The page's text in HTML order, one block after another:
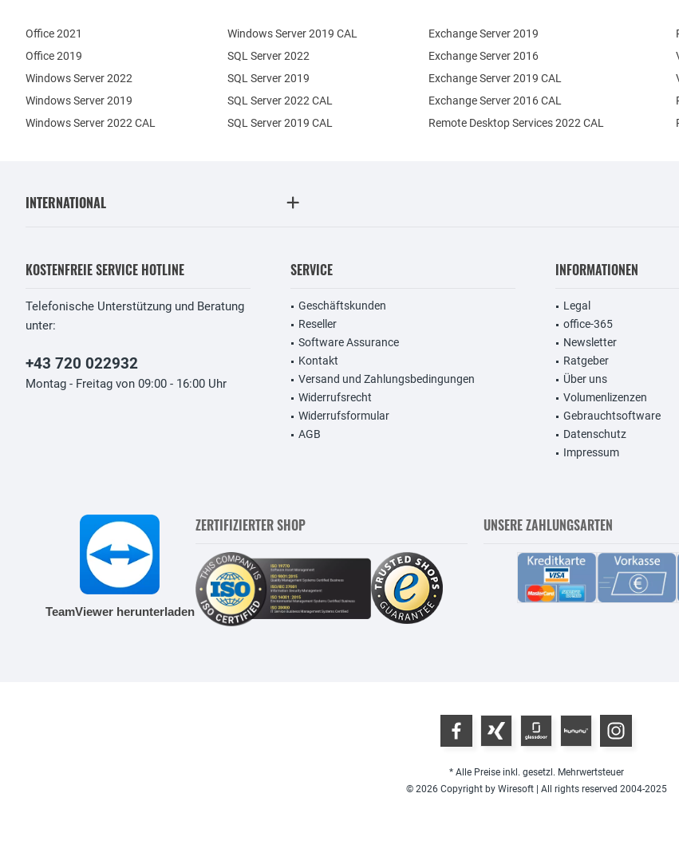
Office 2021
Office 2019
Windows Server 2022
Windows Server 2019
Exchange Server 2019
Exchange Server 2016
SQL Server 2022
SQL Server 2019
Windows Server 2022 CAL
Windows Server 2019 CAL
SQL Server 2022 CAL
SQL Server 2019 CAL
Remote Desktop Services 2022 CAL
Exchange Server 2019 CAL
Exchange Server 2016 CAL
INTERNATIONAL
KOSTENFREIE SERVICE HOTLINE
Telefonische Unterstützung und Beratung
unter:
+43 720 022932
Montag - Freitag von 09:00 - 16:00 Uhr
SERVICE
Geschäftskunden
Reseller
Software Assurance
Kontakt
Versand und Zahlungsbedingungen
Widerrufsrecht
Widerrufsformular
AGB
INFORMATIONEN
Legal
office-365
Newsletter
Ratgeber
Über uns
Volumenlizenzen
Gebrauchtsoftware
Datenschutz
Impressum
TeamViewer herunterladen
ZERTIFIZIERTER SHOP UNSERE ZAHLUNGSARTEN
* Alle Preise inkl. gesetzl. Mehrwertsteuer
© 2026 Copyright by Wiresoft | All rights reserved 2004-2025